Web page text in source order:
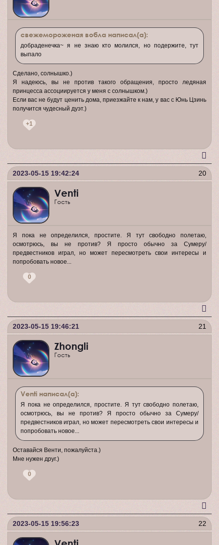
свежемороженая вобла написал(а):
добраденечка~ я не знаю кто молился, но подержите, тут
выпало
Сделано, солнышко.)
Я надеюсь, вы не против такого обращения, просто ледяная
принцесса ассоциируется у меня с солнышком.)
Если вас не будут ценить дома, приезжайте к нам, у вас с Юнь Цзинь
получится чудесный дуэт.)
+1
20
2023-05-15 19:42:24
Venti
Гость
Я пока не определился, простите. Я тут свободно полетаю,
осмотрюсь, вы не против? Я просто обычно за Сумеру/
предвестников играл, но может пересмотреть свои интересы и
попробовать новое...
0
21
2023-05-15 19:46:21
Zhongli
Гость
Venti написал(а):
Я пока не определился, простите. Я тут свободно полетаю,
осмотрюсь, вы не против? Я просто обычно за Сумеру/
предвестников играл, но может пересмотреть свои интересы и
попробовать новое...
Оставайся Венти, пожалуйста.)
Мне нужен друг.)
0
22
2023-05-15 19:56:23